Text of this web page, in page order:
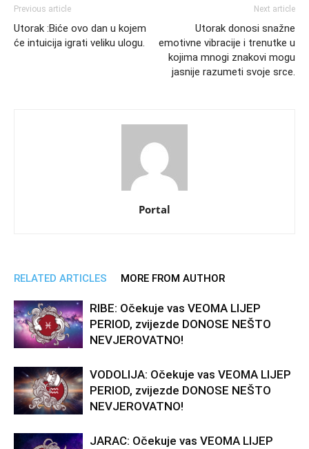
Previous article
Utorak :Biće ovo dan u kojem
će intuicija igrati veliku ulogu.
Next article
Utorak donosi snažne
emotivne vibracije i trenutke u
kojima mnogi znakovi mogu
jasnije razumeti svoje srce.
Portal
RELATED ARTICLES MORE FROM AUTHOR
RIBE: Očekuje vas VEOMA LIJEP
PERIOD, zvijezde DONOSE NEŠTO
NEVJEROVATNO!
VODOLIJA: Očekuje vas VEOMA LIJEP
PERIOD, zvijezde DONOSE NEŠTO
NEVJEROVATNO!
JARAC: Očekuje vas VEOMA LIJEP